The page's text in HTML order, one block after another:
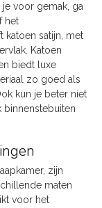
voor gemak, ga
het
katoen satijn, met
Katoen
biedt luxe
zo goed als
kun je beter niet
zijn
maten
voor het